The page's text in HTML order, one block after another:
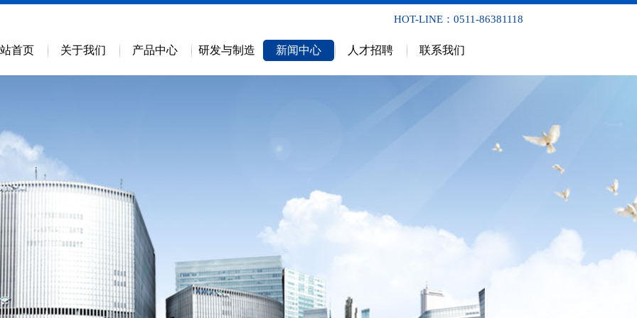
HOT-LINE：0511-86381118
首页 关于我们 产品中心 研发与制造 新闻中心 人才招聘 联系我们